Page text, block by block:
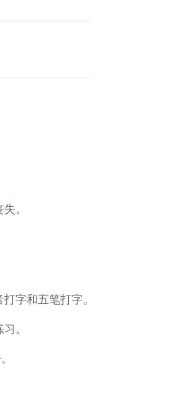
。
字和五笔打字。
。